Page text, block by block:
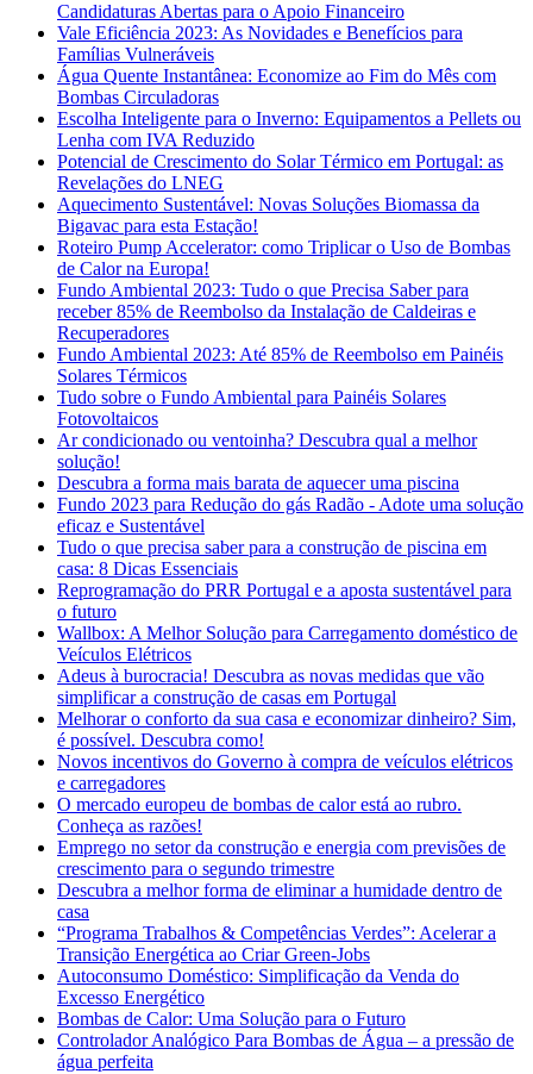
Candidaturas Abertas para o Apoio Financeiro
Vale Eficiência 2023: As Novidades e Benefícios para
Famílias Vulneráveis
Água Quente Instantânea: Economize ao Fim do Mês com
Bombas Circuladoras
Escolha Inteligente para o Inverno: Equipamentos a Pellets ou
Lenha com IVA Reduzido
Potencial de Crescimento do Solar Térmico em Portugal: as
Revelações do LNEG
Aquecimento Sustentável: Novas Soluções Biomassa da
Bigavac para esta Estação!
Roteiro Pump Accelerator: como Triplicar o Uso de Bombas
de Calor na Europa!
Fundo Ambiental 2023: Tudo o que Precisa Saber para
receber 85% de Reembolso da Instalação de Caldeiras e
Recuperadores
Fundo Ambiental 2023: Até 85% de Reembolso em Painéis
Solares Térmicos
Tudo sobre o Fundo Ambiental para Painéis Solares
Fotovoltaicos
Ar condicionado ou ventoinha? Descubra qual a melhor
solução!
Descubra a forma mais barata de aquecer uma piscina
Fundo 2023 para Redução do gás Radão - Adote uma solução
eficaz e Sustentável
Tudo o que precisa saber para a construção de piscina em
casa: 8 Dicas Essenciais
Reprogramação do PRR Portugal e a aposta sustentável para
o futuro
Wallbox: A Melhor Solução para Carregamento doméstico de
Veículos Elétricos
Adeus à burocracia! Descubra as novas medidas que vão
simplificar a construção de casas em Portugal
Melhorar o conforto da sua casa e economizar dinheiro? Sim,
é possível. Descubra como!
Novos incentivos do Governo à compra de veículos elétricos
e carregadores
O mercado europeu de bombas de calor está ao rubro.
Conheça as razões!
Emprego no setor da construção e energia com previsões de
crescimento para o segundo trimestre
Descubra a melhor forma de eliminar a humidade dentro de
casa
“Programa Trabalhos & Competências Verdes”: Acelerar a
Transição Energética ao Criar Green-Jobs
Autoconsumo Doméstico: Simplificação da Venda do
Excesso Energético
Bombas de Calor: Uma Solução para o Futuro
Controlador Analógico Para Bombas de Água – a pressão de
água perfeita